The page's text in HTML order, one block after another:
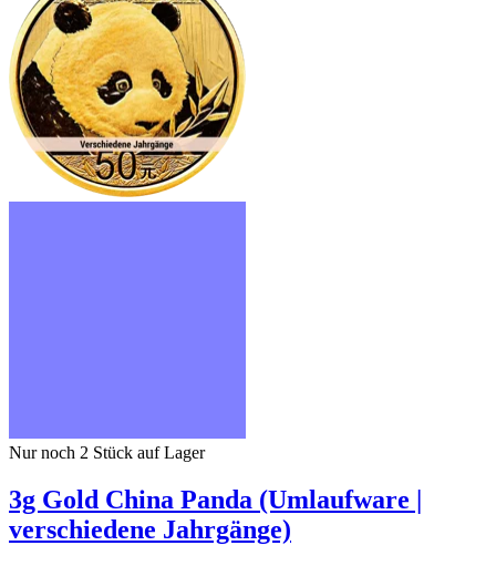
Nur noch 2 Stück auf Lager
3g Gold China Panda (Umlaufware |
verschiedene Jahrgänge)